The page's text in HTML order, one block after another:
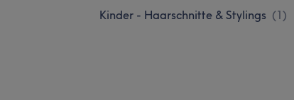
Kinder - Haarschnitte & Stylings (1)